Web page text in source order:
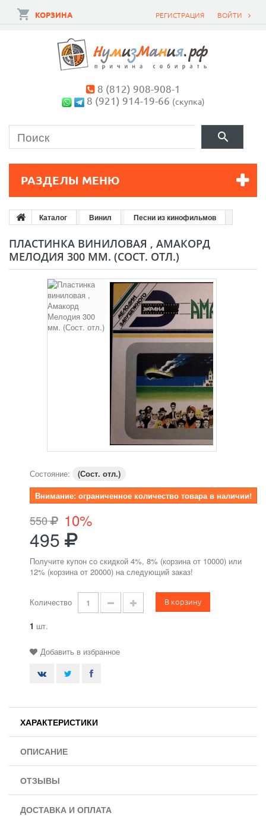
ВОЙТИ
РЕГИСТРАЦИЯ
КОРЗИНА
8 (812) 908-908-1
8 (921) 914-19-66 (скупка)
РАЗДЕЛЫ МЕНЮ
Каталог Винил Песни из кинофильмов
ПЛАСТИНКА ВИНИЛОВАЯ , АМАКОРД
МЕЛОДИЯ 300 ММ. (СОСТ. ОТЛ.)
Состояние:
(Сост. отл.)
Внимание: ограниченное количество товара в наличии!
550 10%
495
Получите купон со скидкой 4%, 8% (корзина от 10000) или
12% (корзина от 20000) на следующий заказ!
Количество В корзину
1 шт.
Добавить в избранное
ХАРАКТЕРИСТИКИ
ОПИСАНИЕ
ОТЗЫВЫ
ДОСТАВКА И ОПЛАТА